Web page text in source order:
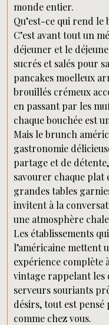
monde entier.
Qu’est-ce qui rend le
C’est avant tout un
déjeuner et le
sucrés et salés pour
pancakes moelleux
brouillés crémeux
en passant par les
chaque bouchée est
Mais le brunch
gastronomie
partage et de
savourer chaque plat
grandes tables
invitent à la
une atmosphère
Les établissements
l’américaine mettent
expérience complète
vintage rappelant les
serveurs souriants
désirs, tout est pensé
comme chez vous.